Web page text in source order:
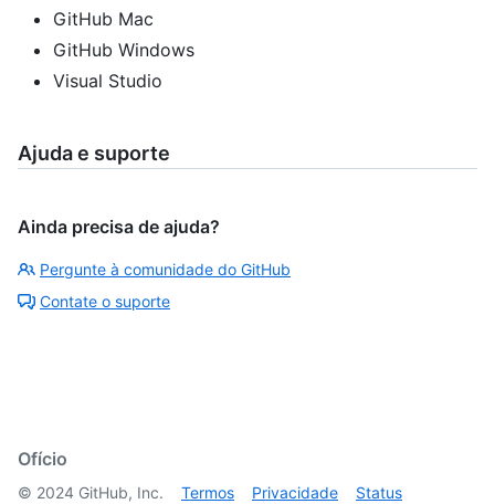
GitHub Mac
GitHub Windows
Visual Studio
Ajuda e suporte
Ainda precisa de ajuda?
Pergunte à comunidade do GitHub
Contate o suporte
Ofício
© 2024 GitHub, Inc. Termos Privacidade Status